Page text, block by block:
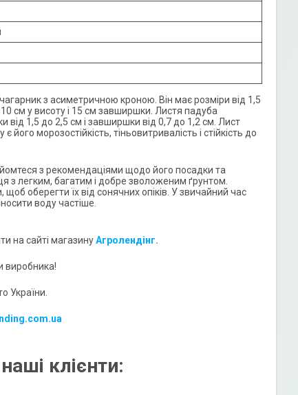
з асиметричною кроною. Він має розміри від 1,5
см у висоту і 15 см завширшки. Листя падуба
1,5 до 2,5 см і завширшки від 0,7 до 1,2 см. Лист
морозостійкість, тіньовитривалість і стійкість до
з рекомендаціями щодо його посадки та
з легким, багатим і добре зволоженим ґрунтом.
оберегти їх від сонячних опіків. У звичайний час
воду частіше.
на сайті магазинуАгролендінг.
виробника!
України.
клієнти: